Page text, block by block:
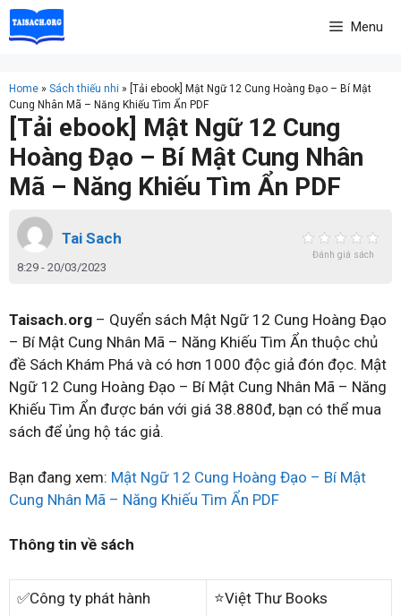
Skip
to
Menu
Home » Sách thiếu nhi » [Tải ebook] Mật Ngữ 12 Cung Hoàng Đạo – Bí Mật
Cung Nhân Mã – Năng Khiếu Tìm Ẩn PDF
[Tải ebook] Mật Ngữ 12 Cung
Hoàng Đạo – Bí Mật Cung Nhân
Mã – Năng Khiếu Tìm Ẩn PDF
Tai Sach
8:29 - 20/03/2023
Đánh giá sách
Taisach.org – Quyển sách Mật Ngữ 12 Cung Hoàng Đạo
– Bí Mật Cung Nhân Mã – Năng Khiếu Tìm Ẩn thuộc chủ
đề Sách Khám Phá và có hơn 1000 độc giả đón đọc. Mật
Ngữ 12 Cung Hoàng Đạo – Bí Mật Cung Nhân Mã – Năng
Khiếu Tìm Ẩn được bán với giá 38.880đ, bạn có thể mua
sách để ủng hộ tác giả.
Bạn đang xem: Mật Ngữ 12 Cung Hoàng Đạo – Bí Mật
Cung Nhân Mã – Năng Khiếu Tìm Ẩn PDF
Thông tin về sách
✅Công ty phát hành ⭐Việt Thư Books